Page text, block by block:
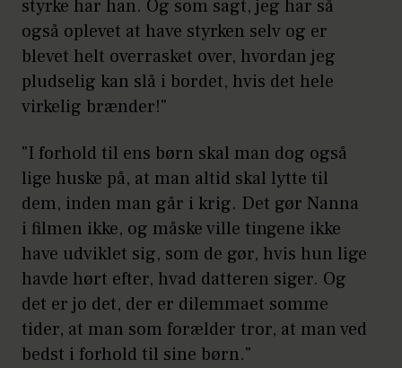
styrke har han. Og som sagt, jeg har så
også oplevet at have styrken selv og er
blevet helt overrasket over, hvordan jeg
pludselig kan slå i bordet, hvis det hele
virkelig brænder!"
"I forhold til ens børn skal man dog også
lige huske på, at man altid skal lytte til
dem, inden man går i krig. Det gør Nanna
i filmen ikke, og måske ville tingene ikke
have udviklet sig, som de gør, hvis hun lige
havde hørt efter, hvad datteren siger. Og
det er jo det, der er dilemmaet somme
tider, at man som forælder tror, at man ved
bedst i forhold til sine børn."